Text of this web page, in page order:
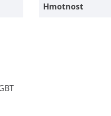
Hmotnost